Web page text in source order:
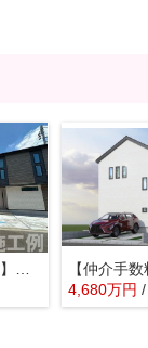
【仲介手数料０円】茅ヶ崎市第1芹沢 新築一戸建て 全4棟
4,680万円